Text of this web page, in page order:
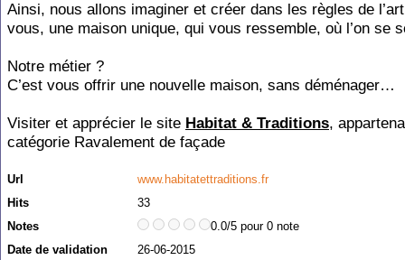
Ainsi, nous allons imaginer et créer dans les règles de
vous, une maison unique, qui vous ressemble, où l’on se
Notre métier ?
C’est vous offrir une nouvelle maison, sans déménager…
Visiter et apprécier le site Habitat & Traditions,
catégorie Ravalement de façade
Url
www.habitatettraditions.fr
Hits
33
Notes
0.0/5 pour 0 note
Date de validation
26-06-2015